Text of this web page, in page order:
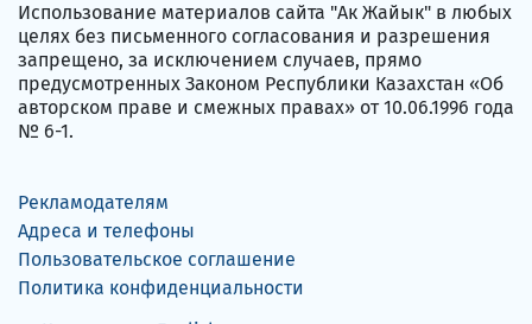
Использование материалов сайта "Ак Жайык" в любых
целях без письменного согласования и разрешения
запрещено, за исключением случаев, прямо
предусмотренных Законом Республики Казахстан «Об
авторском праве и смежных правах» от 10.06.1996 года
№ 6-1.
Рекламодателям
Адреса и телефоны
Пользовательское соглашение
Политика конфиденциальности